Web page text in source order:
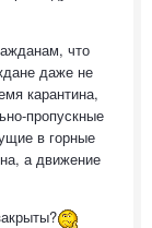
что
даже не
карантина,
пропускные
в горные
а движение